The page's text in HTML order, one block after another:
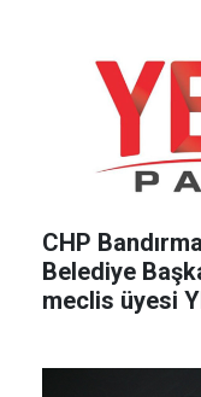
CHP
Belediye
meclis üyesi